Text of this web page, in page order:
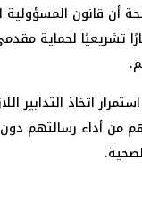
أن قانون المسؤولية
تشريعيًا لحماية
اتخاذ التدابير
من أداء رسالتهم